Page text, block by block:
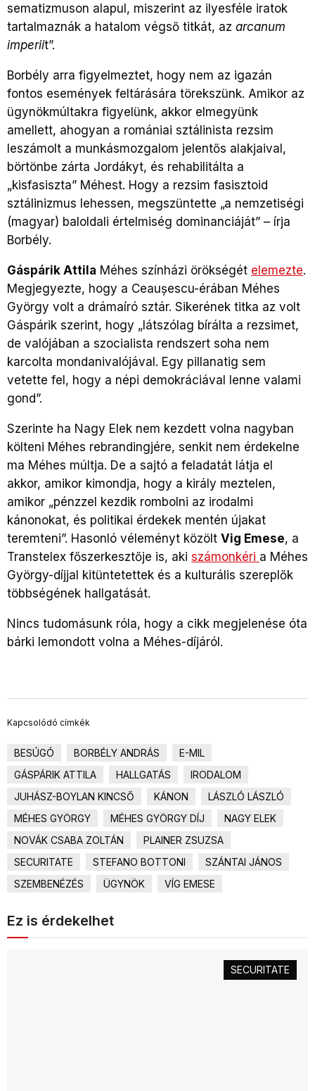
sematizmuson alapul, miszerint az ilyesféle iratok
tartalmaznák a hatalom végső titkát, az arcanum
imperiit”.
Borbély arra figyelmeztet, hogy nem az igazán
fontos események feltárására törekszünk. Amikor az
ügynökmúltakra figyelünk, akkor elmegyünk
amellett, ahogyan a romániai sztálinista rezsim
leszámolt a munkásmozgalom jelentős alakjaival,
börtönbe zárta Jordákyt, és rehabilitálta a
„kisfasiszta” Méhest. Hogy a rezsim fasisztoid
sztálinizmus lehessen, megszüntette „a nemzetiségi
(magyar) baloldali értelmiség dominanciáját” – írja
Borbély.
Gáspárik Attila Méhes színházi örökségét elemezte.
Megjegyezte, hogy a Ceaușescu-érában Méhes
György volt a drámaíró sztár. Sikerének titka az volt
Gáspárik szerint, hogy „látszólag bírálta a rezsimet,
de valójában a szocialista rendszert soha nem
karcolta mondanivalójával. Egy pillanatig sem
vetette fel, hogy a népi demokráciával lenne valami
gond”.
Szerinte ha Nagy Elek nem kezdett volna nagyban
költeni Méhes rebrandingjére, senkit nem érdekelne
ma Méhes múltja. De a sajtó a feladatát látja el
akkor, amikor kimondja, hogy a király meztelen,
amikor „pénzzel kezdik rombolni az irodalmi
kánonokat, és politikai érdekek mentén újakat
teremteni”. Hasonló véleményt közölt Vig Emese, a
Transtelex főszerkesztője is, aki számonkéri a Méhes
György-díjjal kitüntetettek és a kulturális szereplők
többségének hallgatását.
Nincs tudomásunk róla, hogy a cikk megjelenése óta
bárki lemondott volna a Méhes-díjáról.
Kapcsolódó címkék
BESÚGÓ BORBÉLY ANDRÁS
E-MIL
GÁSPÁRIK ATTILA
HALLGATÁS
IRODALOM
JUHÁSZ-BOYLAN KINCSŐ
KÁNON
LÁSZLÓ LÁSZLÓ
MÉHES GYÖRGY
MÉHES GYÖRGY DÍJ
NAGY ELEK
NOVÁK CSABA ZOLTÁN
PLAINER ZSUZSA
SECURITATE
STEFANO BOTTONI
SZÁNTAI JÁNOS
SZEMBENÉZÉS
ÜGYNÖK VÍG EMESE
Ez is érdekelhet
SECURITATE